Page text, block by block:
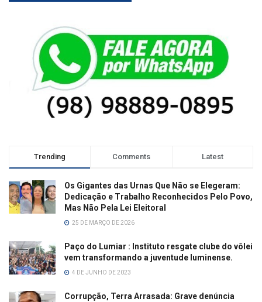
Trending Comments Latest
Os Gigantes das Urnas Que Não se Elegeram:
Dedicação e Trabalho Reconhecidos Pelo Povo,
Mas Não Pela Lei Eleitoral
25 DE MARÇO DE 2026
Paço do Lumiar : Instituto resgate clube do vôlei
vem transformando a juventude luminense.
4 DE JUNHO DE 2023
Corrupção, Terra Arrasada: Grave denúncia